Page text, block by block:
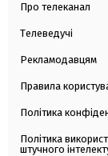
Про телеканал
Телеведучі
Рекламодавцям
Правила
Політика
Політика
штучного